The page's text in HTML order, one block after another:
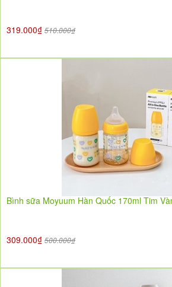
319.000₫ 510.000₫
Bình sữa Moyuum Hàn Quốc 170ml Tim
309.000₫ 500.000₫